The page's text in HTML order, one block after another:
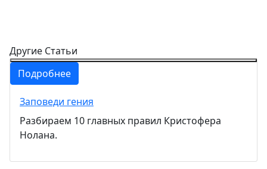
Другие Статьи
Подробнее
Заповеди гения
Разбираем 10 главных правил Кристофера
Нолана.